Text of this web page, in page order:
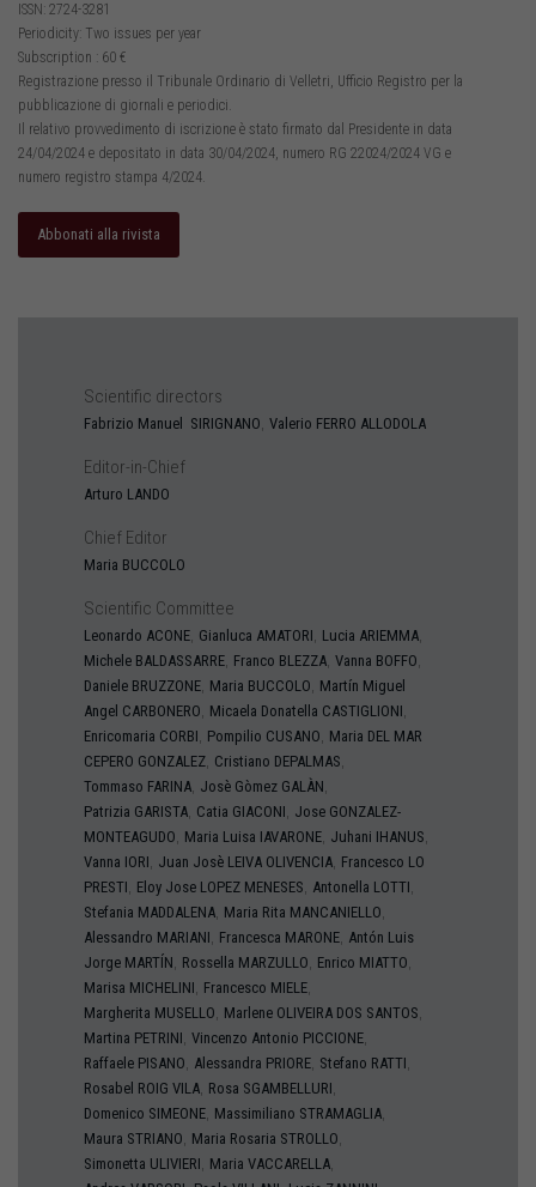
ISSN: 2724-3281
Periodicity: Two issues per year
Subscription : 60 €
Registrazione presso il Tribunale Ordinario di Velletri, Ufficio Registro per la
pubblicazione di giornali e periodici.
Il relativo provvedimento di iscrizione è stato firmato dal Presidente in data
24/04/2024 e depositato in data 30/04/2024, numero RG 22024/2024 VG e
numero registro stampa 4/2024.
Abbonati alla rivista
Scientific directors
Fabrizio Manuel SIRIGNANO, Valerio FERRO ALLODOLA
Editor-in-Chief
Arturo LANDO
Chief Editor
Maria BUCCOLO
Scientific Committee
Leonardo ACONE, Gianluca AMATORI, Lucia ARIEMMA,
Michele BALDASSARRE, Franco BLEZZA, Vanna BOFFO,
Daniele BRUZZONE, Maria BUCCOLO, Martín Miguel
Angel CARBONERO, Micaela Donatella CASTIGLIONI,
Enricomaria CORBI, Pompilio CUSANO, Maria DEL MAR
CEPERO GONZALEZ, Cristiano DEPALMAS,
Tommaso FARINA, Josè Gòmez GALÀN,
Patrizia GARISTA, Catia GIACONI, Jose GONZALEZ-
MONTEAGUDO, Maria Luisa IAVARONE, Juhani IHANUS,
Vanna IORI, Juan Josè LEIVA OLIVENCIA, Francesco LO
PRESTI, Eloy Jose LOPEZ MENESES, Antonella LOTTI,
Stefania MADDALENA, Maria Rita MANCANIELLO,
Alessandro MARIANI, Francesca MARONE, Antón Luis
Jorge MARTÍN, Rossella MARZULLO, Enrico MIATTO,
Marisa MICHELINI, Francesco MIELE,
Margherita MUSELLO, Marlene OLIVEIRA DOS SANTOS,
Martina PETRINI, Vincenzo Antonio PICCIONE,
Raffaele PISANO, Alessandra PRIORE, Stefano RATTI,
Rosabel ROIG VILA, Rosa SGAMBELLURI,
Domenico SIMEONE, Massimiliano STRAMAGLIA,
Maura STRIANO, Maria Rosaria STROLLO,
Simonetta ULIVIERI, Maria VACCARELLA,